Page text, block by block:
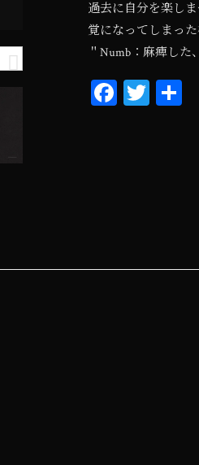
過去に自分を楽し
覚になってしまった
＂Numb：麻痺した
Fa T